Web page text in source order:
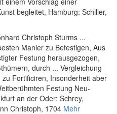
begleitet, Hamburg: Schiller,
Christoph Sturms ...
Manier zu Befestigen, Aus
Festung herausgezogen,
durch ... Vergleichung
Fortificiren, Insonderheit aber
Festung Neu-
an der Oder: Schrey,
Christoph, 1704 Mehr